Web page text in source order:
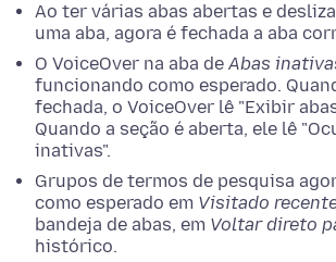
Ao ter várias abas abertas e
uma aba, agora é fechada a aba
O VoiceOver na aba de Abas
funcionando como esperado.
fechada, o VoiceOver lê "Exibir
Quando a seção é aberta, ele lê
inativas".
Grupos de termos de pesquisa
como esperado em Visitado
bandeja de abas, em Voltar direto
histórico.